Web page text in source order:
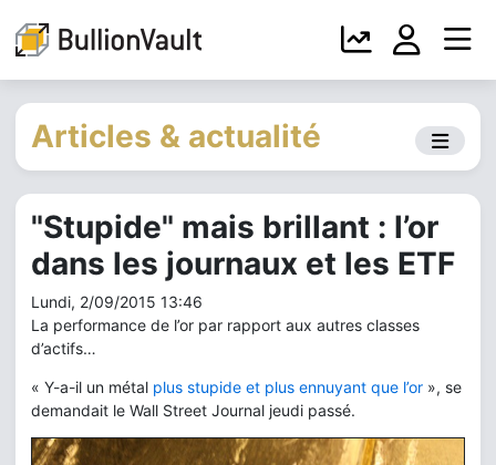
Articles & actualité
"Stupide" mais brillant : l’or
dans les journaux et les ETF
Lundi, 2/09/2015 13:46
La performance de l’or par rapport aux autres classes
d’actifs…
« Y-a-il un métal plus stupide et plus ennuyant que l’or », se
demandait le Wall Street Journal jeudi passé.